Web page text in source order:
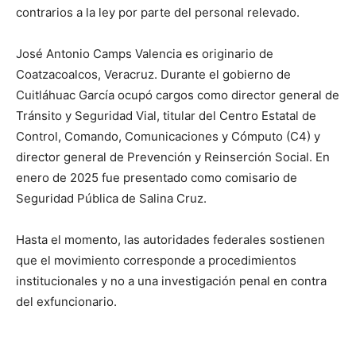
contrarios a la ley por parte del personal relevado.
José Antonio Camps Valencia es originario de
Coatzacoalcos, Veracruz. Durante el gobierno de
Cuitláhuac García ocupó cargos como director general de
Tránsito y Seguridad Vial, titular del Centro Estatal de
Control, Comando, Comunicaciones y Cómputo (C4) y
director general de Prevención y Reinserción Social. En
enero de 2025 fue presentado como comisario de
Seguridad Pública de Salina Cruz.
Hasta el momento, las autoridades federales sostienen
que el movimiento corresponde a procedimientos
institucionales y no a una investigación penal en contra
del exfuncionario.